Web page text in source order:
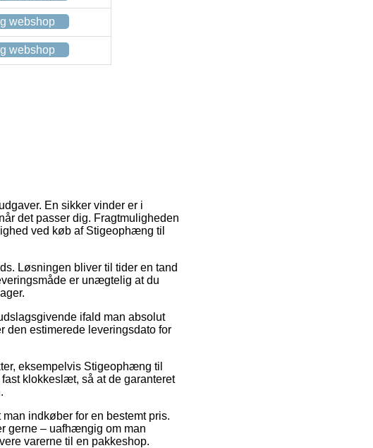
webshop
webshop
En sikker vinder er i
det passer dig. Fragtmuligheden
ved køb af Stigeophæng til
Løsningen bliver til tider en tand
er unægtelig at du
ifald man absolut
den estimerede leveringsdato for
eksempelvis Stigeophæng til
klokkeslæt, så at de garanteret
indkøber for en bestemt pris.
gerne – uafhængig om man
varerne til en pakkeshop.